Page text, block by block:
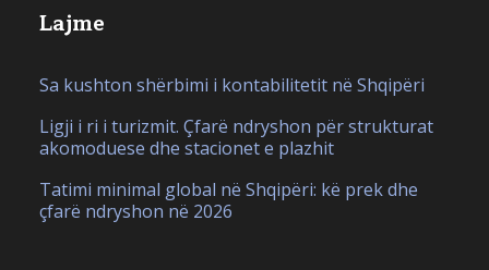
Lajme
Sa kushton shërbimi i kontabilitetit në Shqipëri
Ligji i ri i turizmit. Çfarë ndryshon për strukturat
akomoduese dhe stacionet e plazhit
Tatimi minimal global në Shqipëri: kë prek dhe
çfarë ndryshon në 2026